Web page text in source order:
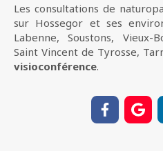
Les consultations de
sur Hossegor et ses
Labenne, Soustons, Vieux-
Saint Vincent de Tyrosse,
visioconférence.